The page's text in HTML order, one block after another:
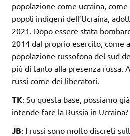
popolazione come ucraina,
popoli indigeni dell’Ucraina,
2021. Dopo essere stata
2014 dal proprio esercito, come
popolazione russofona del sud
più di tanto alla presenza russa.
russi come dei liberatori.
TK: Su questa base, possiamo
intende fare la Russia in Ucraina?
JB: I russi sono molto discreti